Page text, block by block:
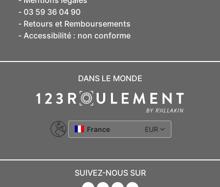
03 59 36 04 90
Retours et Remboursements
Accessibilité : non conforme
DANS LE MONDE
France EUR
SUIVEZ-NOUS SUR